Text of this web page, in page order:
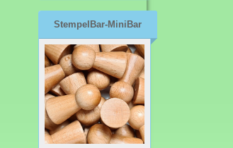
StempelBar-MiniBar